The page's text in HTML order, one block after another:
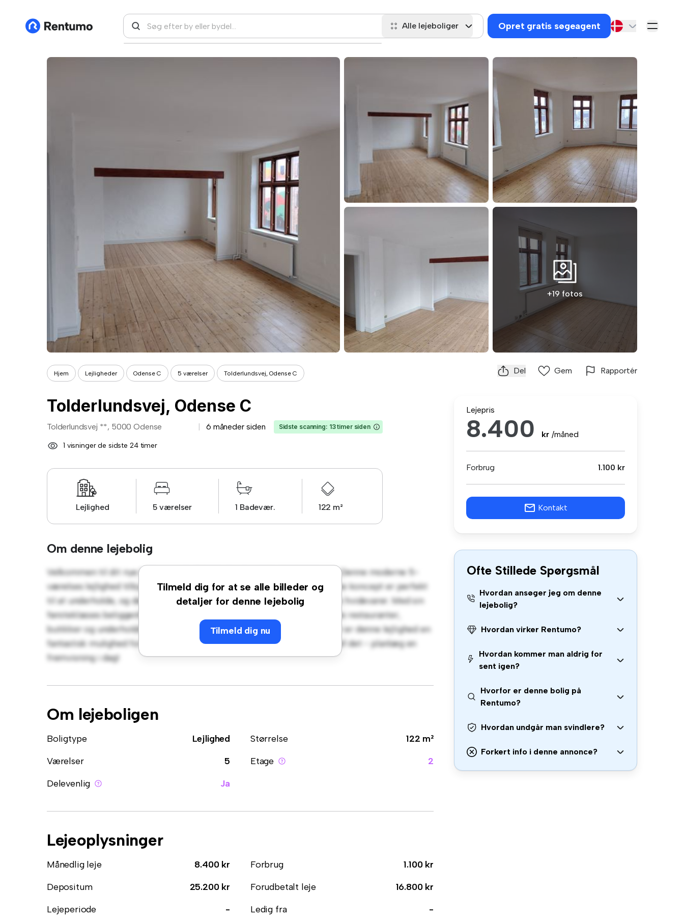
Alle lejeboliger Opret gratis søgeagent
+19 fotos
Hjem Lejligheder Odense C 5 værelser Tolderlundsvej, Odense C Del Gem Rapportér
Tolderlundsvej, Odense C
Tolderlundsvej **, 5000 Odense 6 måneder siden Sidste scanning: 13 timer siden
1 visninger de sidste 24 timer
Lejlighed 5 værelser 1 Badevær. 122 m²
Om denne lejebolig
Tilmeld dig for at se alle billeder og
detaljer for denne lejebolig
Tilmeld dig nu
Velkommen til dit nye byferiested på Tolderlundsvej 23, 5000 Odense! Denne moderne 5-
værelses lejlighed tilbyder et stilfuldt og hyggeligt opholdsrum. Det åbne koncept er perfekt
til at underholde, og det slanke køkken er udstyret med de bedste hårde hvidevarer. Med sin
førsteklasses beliggenhed vil du være kun få skridt væk fra byens bedste restauranter,
butikker og underholdningssteder. Til en overkommelig pris på 8.400 kr er denne lejlighed en
fantastisk mulighed for at nyde byens liv, når det er bedst. Gå ikke glip af det - planlæg en
fremvisning i dag!
Om lejeboligen
Boligtype Lejlighed Størrelse
122 m²
Værelser
5 Etage
2
Delevenlig
Ja
Lejeoplysninger
Månedlig leje 8.400 kr Forbrug
1.100 kr
Depositum
25.200 kr Forudbetalt leje
16.800 kr
Lejeperiode
- Ledig fra -
Lejepris
8.400 kr /måned
Forbrug 1.100 kr
Kontakt
Ofte Stillede Spørgsmål
Hvordan ansøger jeg om denne
lejebolig?
Hvordan virker Rentumo?
Hvordan kommer man aldrig for
sent igen?
Hvorfor er denne bolig på
Rentumo?
Hvordan undgår man svindlere?
Forkert info i denne annonce?